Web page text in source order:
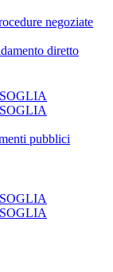
negoziate
diretto
pubblici